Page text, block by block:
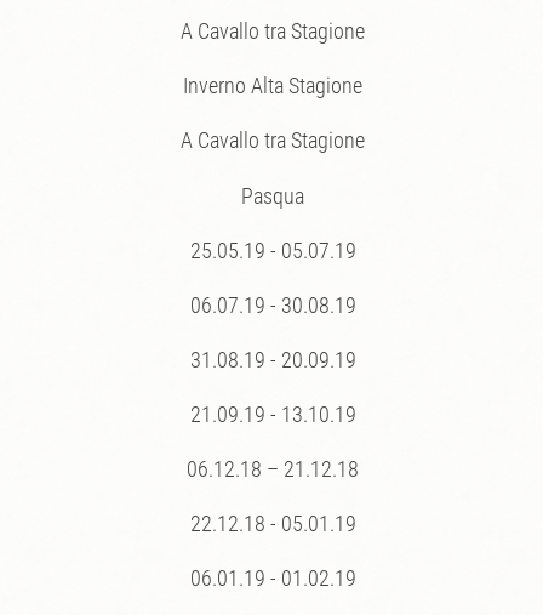
A Cavallo tra Stagione
Inverno Alta Stagione
A Cavallo tra Stagione
Pasqua
25.05.19 - 05.07.19
06.07.19 - 30.08.19
31.08.19 - 20.09.19
21.09.19 - 13.10.19
06.12.18 – 21.12.18
22.12.18 - 05.01.19
06.01.19 - 01.02.19